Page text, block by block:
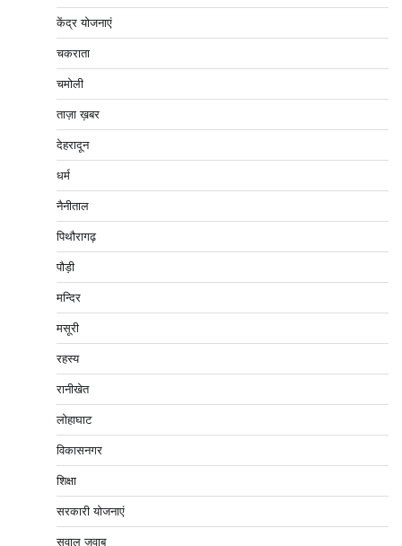
केंद्र योजनाएं
चकराता
चमोली
ताज़ा ख़बर
देहरादून
धर्म
नैनीताल
पिथौरागढ़
पौड़ी
मन्दिर
मसूरी
रहस्य
रानीखेत
लोहाघाट
विकासनगर
शिक्षा
सरकारी योजनाएं
सवाल ज़वाब